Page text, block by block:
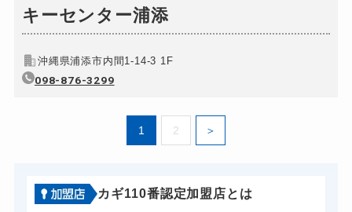
バイクカギ開け
バイクカギ作成
スーツケースカギ開け
金庫カギ開け
金庫カギ修理
ロッカーカギ開け
キーセンター浦添
沖縄県浦添市内間1-14-3 1F
098-876-3299
1 2
カギ110番認定加盟店とは